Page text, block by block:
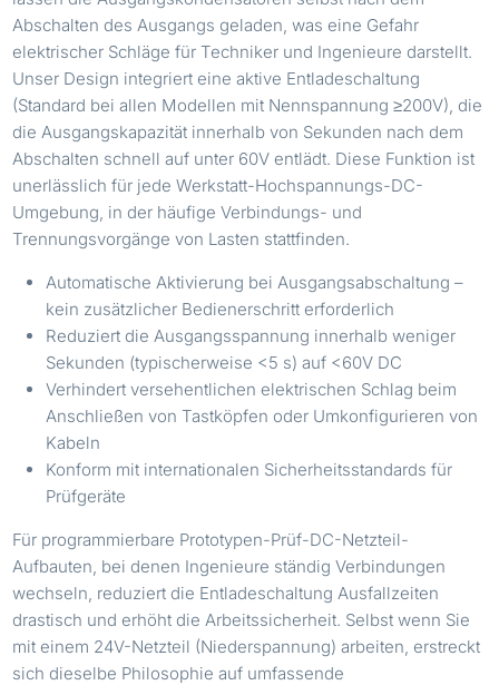
Abschalten des Ausgangs geladen, was eine Gefahr
elektrischer Schläge für Techniker und Ingenieure darstellt.
Unser Design integriert eine aktive Entladeschaltung
(Standard bei allen Modellen mit Nennspannung ≥200V), die
die Ausgangskapazität innerhalb von Sekunden nach dem
Abschalten schnell auf unter 60V entlädt. Diese Funktion ist
unerlässlich für jede Werkstatt-Hochspannungs-DC-
Umgebung, in der häufige Verbindungs- und
Trennungsvorgänge von Lasten stattfinden.
Automatische Aktivierung bei Ausgangsabschaltung –
kein zusätzlicher Bedienerschritt erforderlich
Reduziert die Ausgangsspannung innerhalb weniger
Sekunden (typischerweise <5 s) auf <60V DC
Verhindert versehentlichen elektrischen Schlag beim
Anschließen von Tastköpfen oder Umkonfigurieren von
Kabeln
Konform mit internationalen Sicherheitsstandards für
Prüfgeräte
Für programmierbare Prototypen-Prüf-DC-Netzteil-
Aufbauten, bei denen Ingenieure ständig Verbindungen
wechseln, reduziert die Entladeschaltung Ausfallzeiten
drastisch und erhöht die Arbeitssicherheit. Selbst wenn Sie
mit einem 24V-Netzteil (Niederspannung) arbeiten, erstreckt
sich dieselbe Philosophie auf umfassende